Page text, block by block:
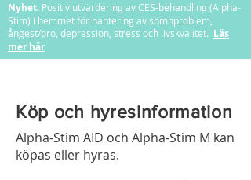
Nyhet: Positiv utvärdering av CES-behandling (Alpha-
Stim) i hemmet för hantering av sömnproblem,
ångest/oro, depression, stress och livskvalitet. Läs
mer här
Köp och hyresinformation
Alpha-Stim AID och Alpha-Stim M kan
köpas eller hyras.